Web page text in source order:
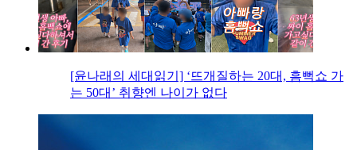
[윤나래의 세대읽기] ‘뜨개질하는 20대, 흠뻑쇼 가
는 50대’ 취향엔 나이가 없다